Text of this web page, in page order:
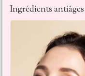
Ingrédients